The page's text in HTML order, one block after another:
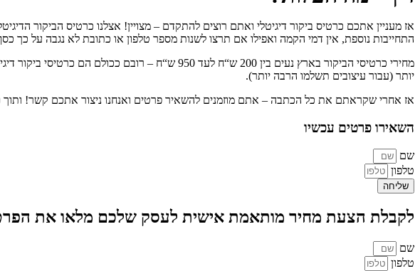
התחייבות נוספת, אין דמי הקמה ואפילו אם תרצו לשנות מספר טלפון או כתובת לא נגבה על כך
מחירי כרטיסי הביקור בארץ נעים בין 200 ש“ח לעד
יותר (עבור עיצובים תשלמו הרבה יותר).
אז אחרי שקראתם את כל הכתבה – אתם מוזמנים להשאיר פרטים ואנחנו ניצור אתכם קשר! ותוך כ72 שעות יהיה לכם כבר כרטיס ביקור זמין
השאירו פרטים עכשיו
שם
טלפון
שליחה
לקבלת הצעת מחיר מותאמת אישית לעסק שלכם מלאו את
שם
טלפון